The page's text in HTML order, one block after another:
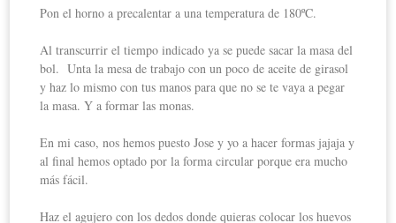
Pon el horno a precalentar a una temperatura de 180ºC.
Al transcurrir el tiempo indicado ya se puede sacar la masa del
bol. Unta la mesa de trabajo con un poco de aceite de girasol
y haz lo mismo con tus manos para que no se te vaya a pegar
la masa. Y a formar las monas.
En mi caso, nos hemos puesto Jose y yo a hacer formas jajaja y
al final hemos optado por la forma circular porque era mucho
más fácil.
Haz el agujero con los dedos donde quieras colocar los huevos